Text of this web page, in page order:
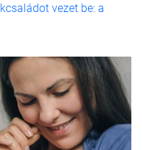
vezet be: a